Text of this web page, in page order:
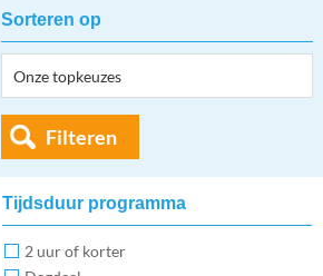
Sorteren op
Filteren
Tijdsduur programma
2 uur of korter